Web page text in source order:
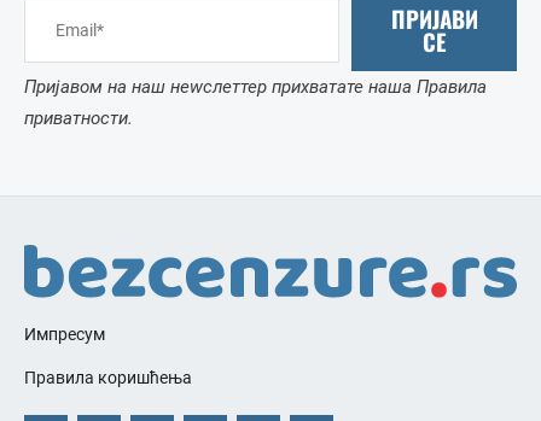
ПРИЈАВИ
СЕ
Пријавом на наш неwслеттер прихватате наша Правила
приватности.
Импресум
Правила коришћења